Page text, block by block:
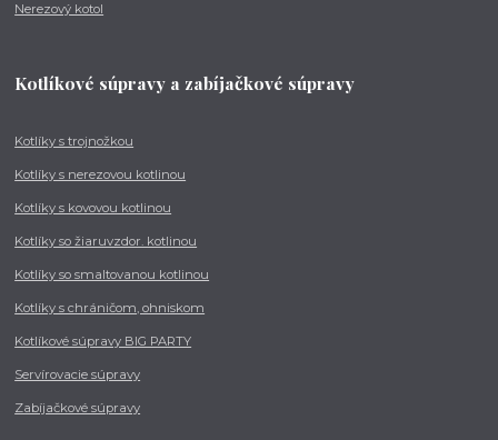
Nerezový kotol
Kotlíkové súpravy a zabíjačkové súpravy
Kotlíky s trojnožkou
Kotlíky s nerezovou kotlinou
Kotlíky s kovovou kotlinou
Kotlíky so žiaruvzdor. kotlinou
Kotlíky so smaltovanou kotlinou
Kotlíky s chráničom, ohniskom
Kotlíkové súpravy BIG PARTY
Servírovacie súpravy
Zabíjačkové súpravy